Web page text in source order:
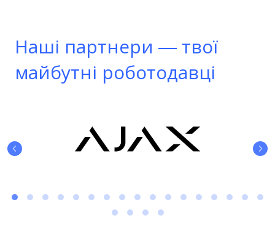
Наші партнери — твої
майбутні роботодавці